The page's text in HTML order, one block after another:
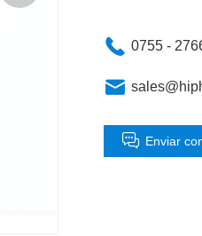
0755 -
Enviar